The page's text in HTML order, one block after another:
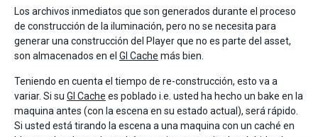
Los archivos inmediatos que son generados durante el proceso
de construcción de la iluminación, pero no se necesita para
generar una construcción del Player que no es parte del asset,
son almacenados en el GI Cache más bien.
Teniendo en cuenta el tiempo de re-construcción, esto va a
variar. Si su GI Cache es poblado i.e. usted ha hecho un bake en la
maquina antes (con la escena en su estado actual), será rápido.
Si usted está tirando la escena a una maquina con un caché en